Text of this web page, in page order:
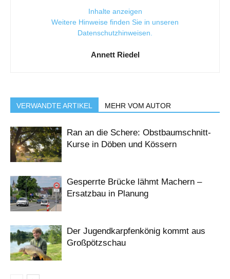
Inhalte anzeigen
Weitere Hinweise finden Sie in unseren
Datenschutzhinweisen
Annett Riedel
VERWANDTE ARTIKEL MEHR VOM AUTOR
Ran an die Schere: Obstbaumschnitt-
Kurse in Döben und Kössern
Gesperrte Brücke lähmt Machern –
Ersatzbau in Planung
Der Jugendkarpfenkönig kommt aus
Großpötzschau